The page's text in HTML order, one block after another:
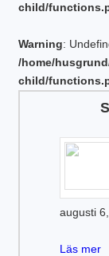
child/
Warning:
/home/
child/
augusti
Läs mer